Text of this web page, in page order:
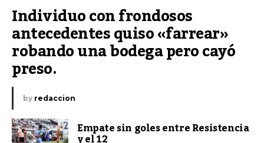
Individuo con frondosos
antecedentes quiso «farrear»
robando una bodega pero cayó
preso.
by redaccion
Empate sin goles entre Resistencia